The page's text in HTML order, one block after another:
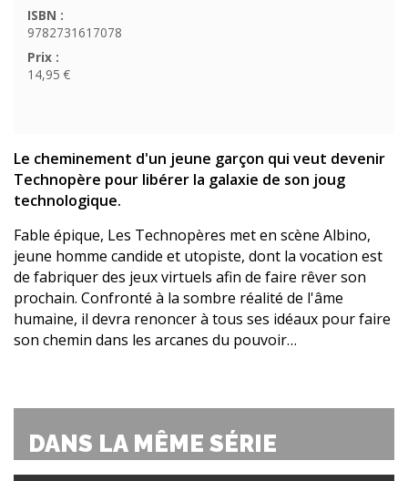
ISBN :
9782731617078
Prix :
14,95 €
Le cheminement d'un jeune garçon qui veut devenir
Technopère pour libérer la galaxie de son joug
technologique.
Fable épique, Les Technopères met en scène Albino,
jeune homme candide et utopiste, dont la vocation est
de fabriquer des jeux virtuels afin de faire rêver son
prochain. Confronté à la sombre réalité de l'âme
humaine, il devra renoncer à tous ses idéaux pour faire
son chemin dans les arcanes du pouvoir…
DANS LA MÊME SÉRIE